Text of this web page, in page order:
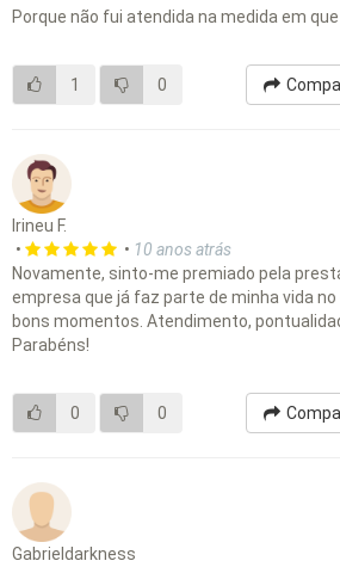
Porque não fui atendida na medida em
1 0
Irineu F.
•
• 10 anos atrás
Novamente, sinto-me premiado pela
empresa que já faz parte de minha vida
bons momentos. Atendimento,
Parabéns!
0 0
Gabrieldarkness